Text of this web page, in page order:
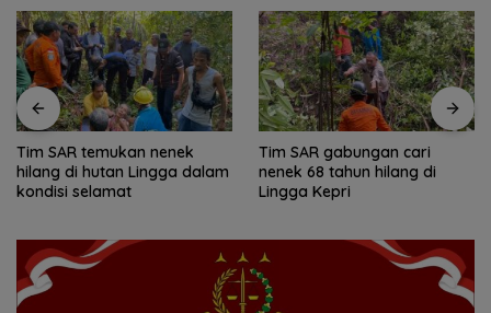
Tim SAR temukan nenek
hilang di hutan Lingga dalam
kondisi selamat
Tim SAR gabungan cari
nenek 68 tahun hilang di
Lingga Kepri